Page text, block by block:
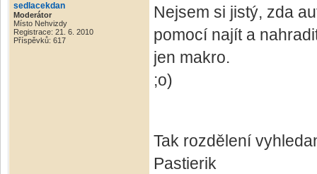
sedlacekdan
Moderátor
Místo Nehvizdy
Registrace: 21. 6. 2010
Příspěvků: 617
Nejsem si jistý, zda
pomocí najít a
jen makro.
;o)
Tak rozdělení
Pastierik